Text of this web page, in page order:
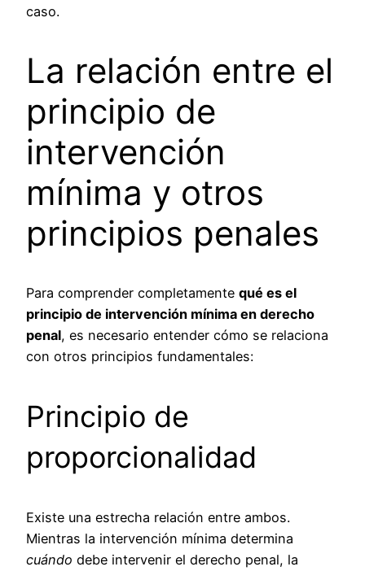
caso.
La relación entre el
principio de
intervención
mínima y otros
principios penales
Para comprender completamente qué es el
principio de intervención mínima en derecho
penal, es necesario entender cómo se relaciona
con otros principios fundamentales:
Principio de
proporcionalidad
Existe una estrecha relación entre ambos.
Mientras la intervención mínima determina
cuándo debe intervenir el derecho penal, la